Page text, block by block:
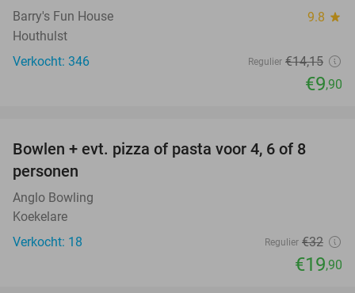
Barry's Fun House 9.8 star
Houthulst
Verkocht: 346
Regulier €14,15
€9,90
Bowlen + evt. pizza of pasta voor 4, 6 of 8
personen
Anglo Bowling
Koekelare
Verkocht: 18
Regulier €32
€19,90